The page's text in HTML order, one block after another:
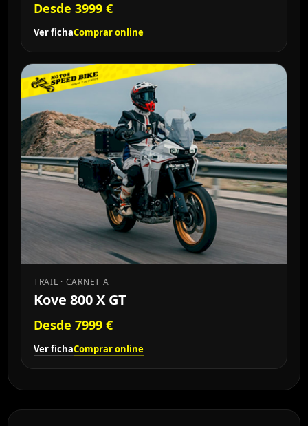
Desde 3999 €
Ver fichaComprar online
TRAIL · CARNET A
Kove 800 X GT
Desde 7999 €
Ver fichaComprar online